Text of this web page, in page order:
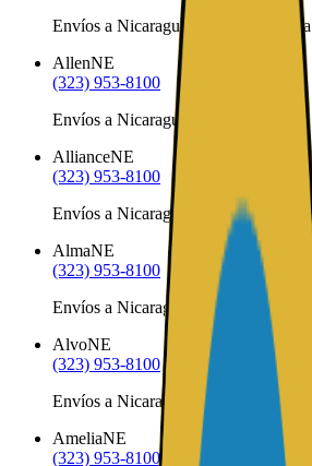
Envíos a Nicaragua desde Alexandria
AllenNE
(323) 953-8100
Envíos a Nicaragua desde Allen
AllianceNE
(323) 953-8100
Envíos a Nicaragua desde Alliance
AlmaNE
(323) 953-8100
Envíos a Nicaragua desde Alma
AlvoNE
(323) 953-8100
Envíos a Nicaragua desde Alvo
AmeliaNE
(323) 953-8100